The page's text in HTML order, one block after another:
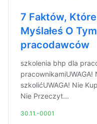
7 Faktów,
Myślałeś O
pracodawców
szkolenia bhp dla
pracownikamiUWAGA!
szkolićUWAGA! Nie
Nie Przeczyt...
30.11.-0001